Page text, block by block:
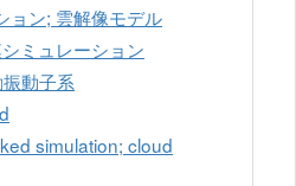
ョン; 雲解像モデル
ミュレーション
動子系
simulation; cloud